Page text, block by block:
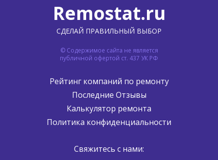
Remostat.ru
СДЕЛАЙ ПРАВИЛЬНЫЙ ВЫБОР
© Содержимое сайта не является
публичной офертой ст. 437 УК РФ
Рейтинг компаний по ремонту
Последние Отзывы
Калькулятор ремонта
Политика конфиденциальности
Свяжитесь с нами: